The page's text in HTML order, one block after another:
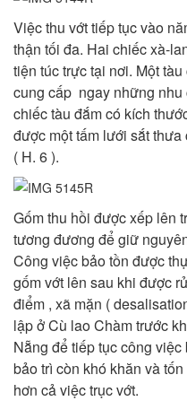
Việc thu vớt tiếp tục vào
thận tối đa. Hai chiếc xà-
tiện túc trực tại nơi. Một
cung cấp ngay những nhu
chiếc tàu đắm có kích
được một tấm lưới sắt
( H. 6 ).
Gốm thu hồi được xếp lên
tương đương để giữ
Công việc bảo tồn được
gốm vớt lên sau khi được
điểm , xã mặn (
lập ở Cù lao Chàm trước
Nẵng để tiếp tục công
bảo trì còn khó khăn và
hơn cả việc trục vớt.